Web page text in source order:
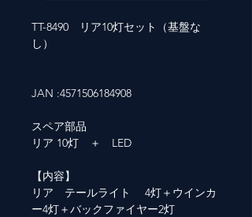
TT-8490 リア10灯セット（基盤な
し）
JAN :4571506184908
スペア部品
リア 10灯 ＋ LED
【内容】
リア テールライト 4灯＋ウインカ
ー4灯＋バックファイヤー2灯